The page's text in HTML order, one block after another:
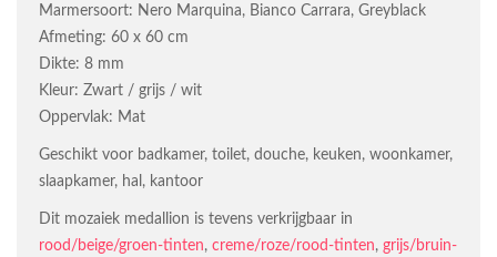
Marmersoort: Nero Marquina, Bianco Carrara, Greyblack
Afmeting: 60 x 60 cm
Dikte: 8 mm
Kleur: Zwart / grijs / wit
Oppervlak: Mat
Geschikt voor badkamer, toilet, douche, keuken, woonkamer,
slaapkamer, hal, kantoor
Dit mozaiek medallion is tevens verkrijgbaar in
rood/beige/groen-tinten, creme/roze/rood-tinten, grijs/bruin-